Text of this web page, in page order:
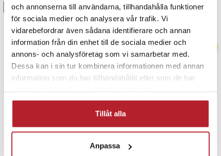
och annonserna till användarna, tillhandahålla funktioner
för sociala medier och analysera vår trafik. Vi
vidarebefordrar även sådana identifierare och annan
information från din enhet till de sociala medier och
annons- och analysföretag som vi samarbetar med.
Dessa kan i sin tur kombinera informationen med annan
information som du har tillhandahållit eller som de har
Tillåt alla
Anpassa
BÄSTSÄLJARE BÄSTSÄLJARE
PRISGARANTI
UTFÖRSÄLJNING